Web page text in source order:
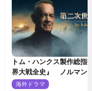
トム・ハンクス製作総指
界大戦全史』 ノルマン
壮絶な戦場を収めた特別
海外ドラマ